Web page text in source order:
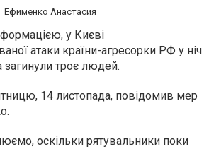
Ефименко Анастасия
у Києві
атаки країни-агресорки РФ у ніч
загинули троє людей.
14 листопада, повідомив мер
оскільки рятувальники поки